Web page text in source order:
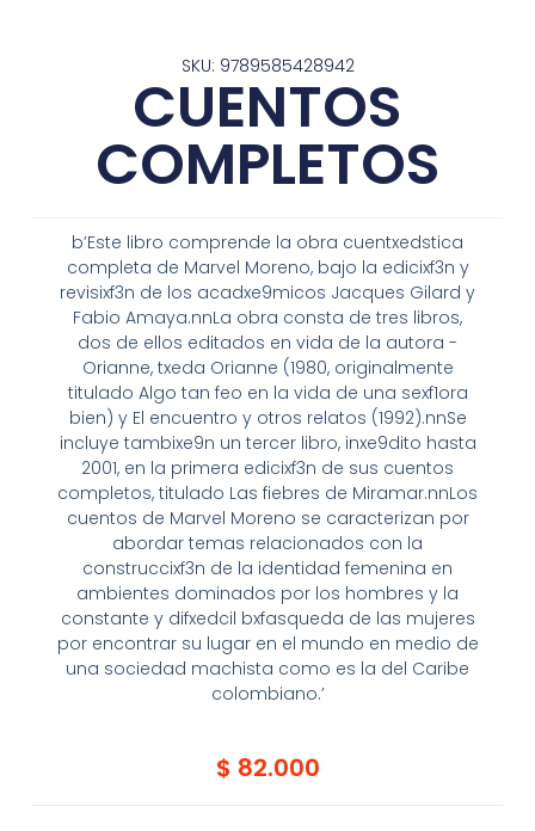
SKU: 9789585428942
CUENTOS
COMPLETOS
b’Este libro comprende la obra cuentxedstica
completa de Marvel Moreno, bajo la edicixf3n y
revisixf3n de los acadxe9micos Jacques Gilard y
Fabio Amaya.nnLa obra consta de tres libros,
dos de ellos editados en vida de la autora -
Orianne, txeda Orianne (1980, originalmente
titulado Algo tan feo en la vida de una sexf1ora
bien) y El encuentro y otros relatos (1992).nnSe
incluye tambixe9n un tercer libro, inxe9dito hasta
2001, en la primera edicixf3n de sus cuentos
completos, titulado Las fiebres de Miramar.nnLos
cuentos de Marvel Moreno se caracterizan por
abordar temas relacionados con la
construccixf3n de la identidad femenina en
ambientes dominados por los hombres y la
constante y difxedcil bxfasqueda de las mujeres
por encontrar su lugar en el mundo en medio de
una sociedad machista como es la del Caribe
colombiano.’
$ 82.000